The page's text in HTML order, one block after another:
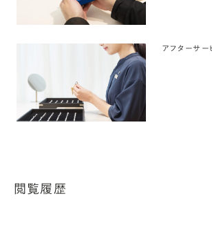
アフターサー
閲覧履歴